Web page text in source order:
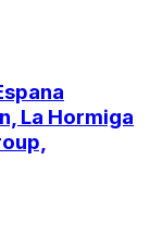
La Hormiga